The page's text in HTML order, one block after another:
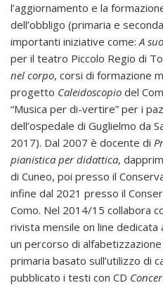
l’aggiornamento e la
dell’obbligo (primaria e
importanti iniziative come:A
per il teatro Piccolo Regio di
nel corpo, corsi di formazione
progetto Caleidoscopio del
“Musica per di-vertire” per i
dell’ospedale di Guglielmo da
2017). Dal 2007 è docente di
pianistica per didattica,
di Cuneo, poi presso il
infine dal 2021 presso il
Como. Nel 2014/15 collabora
rivista mensile on line dedicata
un percorso di
primaria basato sull’utilizzo di
pubblicato i testi con CD